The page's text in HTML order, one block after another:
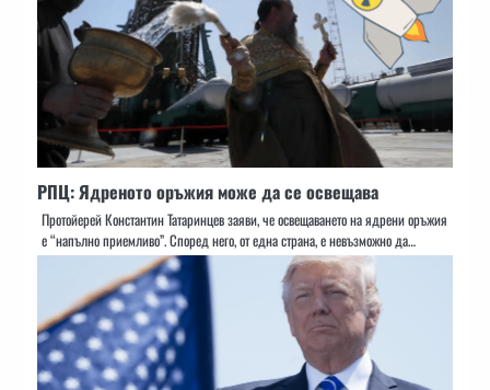
РПЦ: Ядреното оръжия може да се освещава
Протойерей Константин Татаринцев заяви, че освещаването на ядрени оръжия
е “напълно приемливо”. Според него, от една страна, е невъзможно да…